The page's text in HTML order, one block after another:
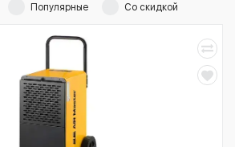
Популярные Со скидкой